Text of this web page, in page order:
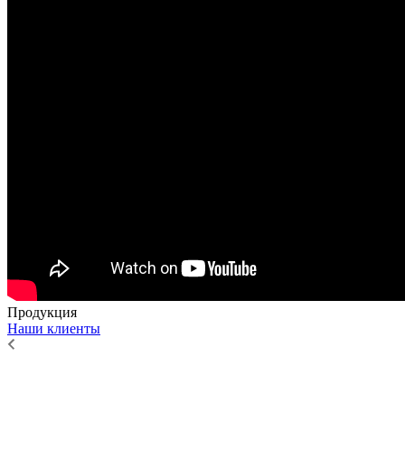
Продукция
Наши клиенты